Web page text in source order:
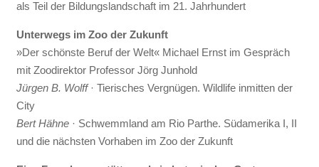
als Teil der Bildungslandschaft im 21. Jahrhundert
Unterwegs im Zoo der Zukunft
»Der schönste Beruf der Welt« Michael Ernst im Gespräch
mit Zoodirektor Professor Jörg Junhold
Jürgen B. Wolff· Tierisches Vergnügen. Wildlife inmitten der
City
Bert Hähne· Schwemmland am Rio Parthe. Südamerika I, II
und die nächsten Vorhaben im Zoo der Zukunft